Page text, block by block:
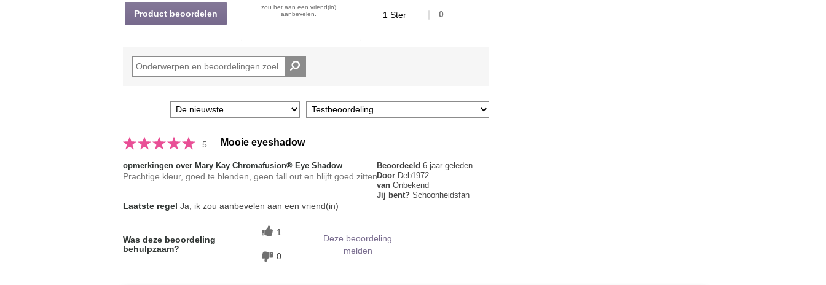
Product beoordelen
zou het aan een vriend(in)
aanbevelen.
1 Ster 0
5 Mooie eyeshadow
Beoordeeld 6 jaar geleden
Door Deb1972
van Onbekend
Jij bent? Schoonheidsfan
opmerkingen over Mary Kay Chromafusion® Eye Shadow
Prachtige kleur, goed te blenden, geen fall out en blijft goed zitten
Laatste regel Ja, ik zou aanbevelen aan een vriend(in)
Was deze beoordeling
behulpzaam?
1
0
Deze beoordeling
melden